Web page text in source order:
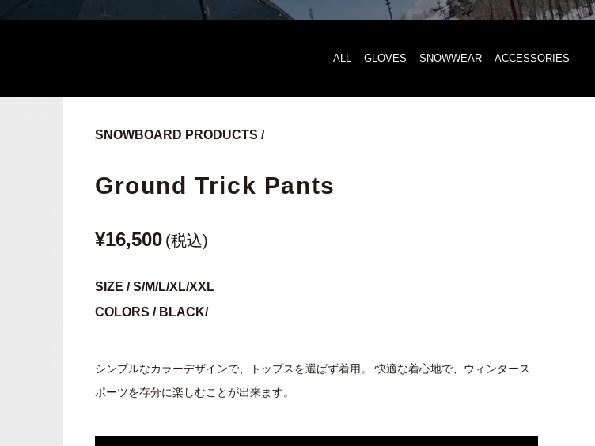
ALL GLOVES SNOWWEAR ACCESSORIES
SNOWBOARD PRODUCTS /
Ground Trick Pants
¥16,500 (税込)
SIZE / S/M/L/XL/XXL
COLORS / BLACK/
シンプルなカラーデザインで、トップスを選ばず着用。 快適な着心地で、ウィンタース
ポーツを存分に楽しむことが出来ます。